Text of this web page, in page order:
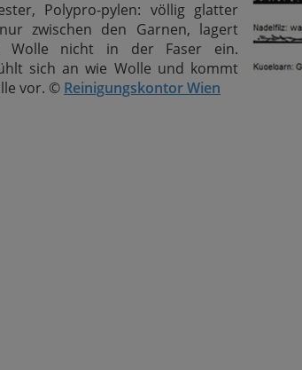
Polypro-pylen: völlig glatter
zwischen den Garnen, lagert
Wolle nicht in der Faser ein.
sich an wie Wolle und kommt
vor. © Reinigungskontor Wien